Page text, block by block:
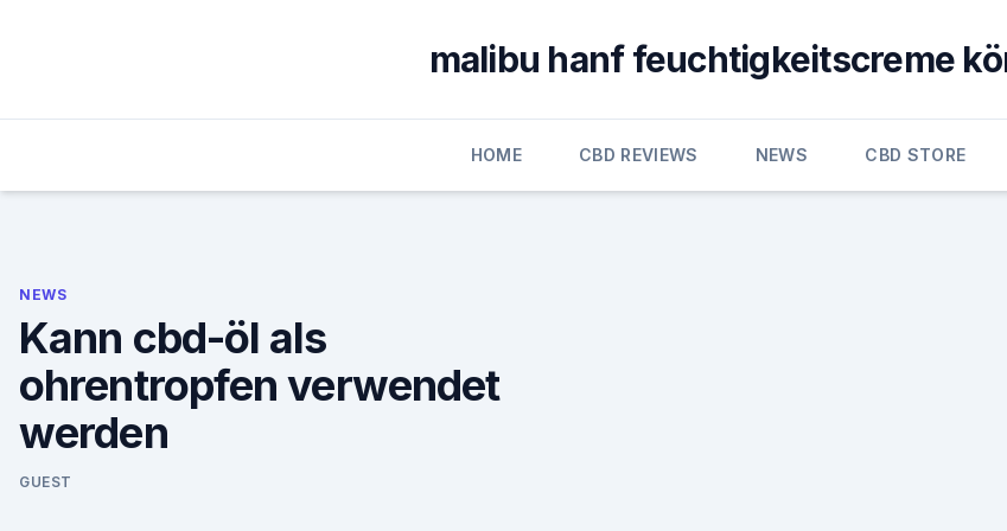
malibu hanf feuchtigkeitscreme
HOME CBD REVIEWS NEWS CBD STORE
NEWS
Kann cbd-öl als
ohrentropfen verwendet
werden
GUEST